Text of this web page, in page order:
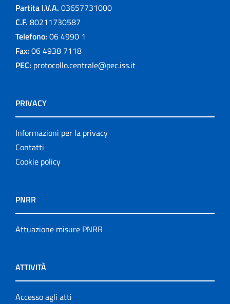
Partita I.V.A. 03657731000
C.F. 80211730587
Telefono: 06 4990 1
Fax: 06 4938 7118
PEC: protocollo.centrale@pec.iss.it
PRIVACY
Informazioni per la privacy
Contatti
Cookie policy
PNRR
Attuazione misure PNRR
ATTIVITÀ
Accesso agli atti